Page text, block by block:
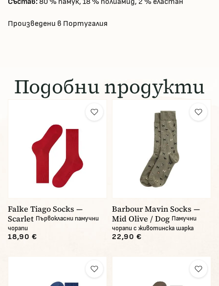
Произведени в Португалия
Подобни продукти
Falke Tiago Socks —
Scarlet Първокласни памучни
чорапи
18,90 €
Barbour Mavin Socks —
Mid Olive / Dog Памучни
чорапи с животинска шарка
22,90 €